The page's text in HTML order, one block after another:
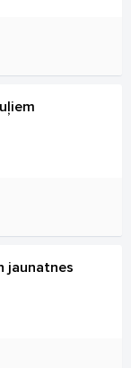
jaunatnes